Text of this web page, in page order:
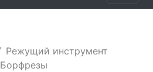
Режущий инструмент
Борфрезы